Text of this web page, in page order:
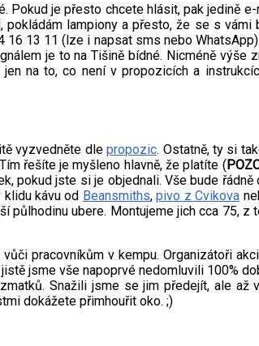
Pokud je přesto chcete hlásit, pak jedině
lampiony a přesto, že se s vámi
13 11 (lze i napsat sms nebo
je to na Tišině bídné. Nicméně výše
na to, co není v propozicích a
vyzvedněte dlepropozic. Ostatně, ty si
řešíte je myšleno hlavně, že platíte (
pokud jste si je objednali. Vše bude řádně
kávu od Beansmiths,pivo z Cvikova
půlhodinu ubere. Montujeme jich cca 75, z
pracovníkům v kempu. Organizátoři
jsme vše napoprvé nedomluvili 100%
Snažili jsme se jim předejít, ale až
dokážete přimhouřit oko. ;)